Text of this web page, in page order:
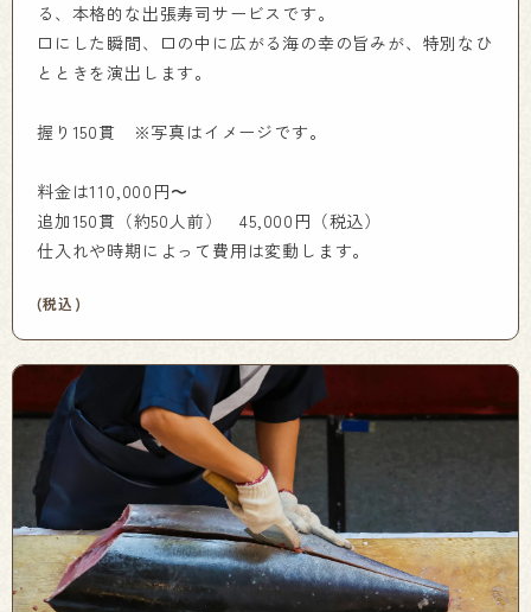
る、本格的な出張寿司サービスです。
口にした瞬間、口の中に広がる海の幸の旨みが、特別なひ
とときを演出します。
握り150貫 ※写真はイメージです。
料金は110,000円〜
追加150貫（約50人前） 45,000円（税込）
仕入れや時期によって費用は変動します。
(税込)